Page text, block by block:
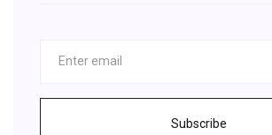
Subscribe